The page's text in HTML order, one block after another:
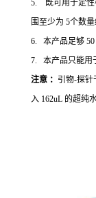
5. 既可用于定性
围至少为 5个数量
6. 本产品足够 50
7. 本产品只能用
注意 ： 引物-探针
入 162uL 的超纯